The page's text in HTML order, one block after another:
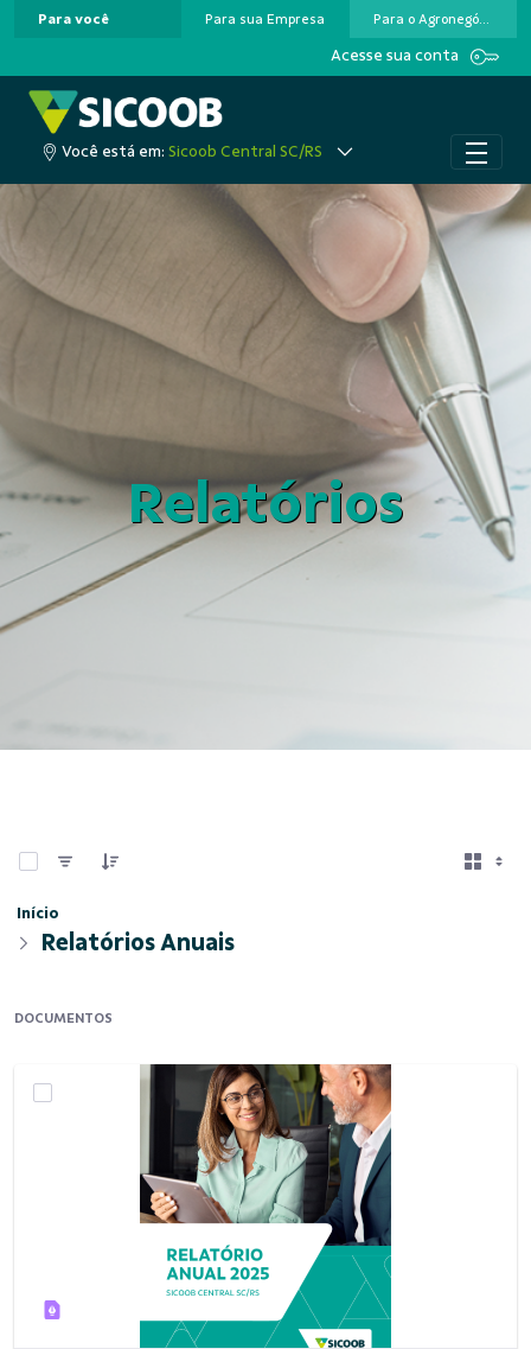
Pular para o Conteúdo principal
Para você Para sua Empresa Para o Agronegócio
Acesse sua conta
Você está em: Sicoob Central SC/RS
Relatórios
Início
Relatórios Anuais
DOCUMENTOS